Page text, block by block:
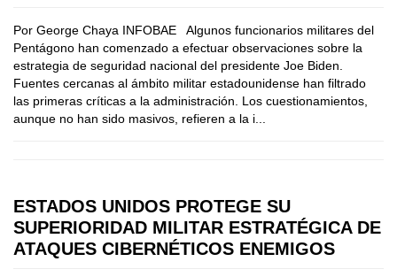
Por George Chaya INFOBAE Algunos funcionarios militares del
Pentágono han comenzado a efectuar observaciones sobre la
estrategia de seguridad nacional del presidente Joe Biden.
Fuentes cercanas al ámbito militar estadounidense han filtrado
las primeras críticas a la administración. Los cuestionamientos,
aunque no han sido masivos, refieren a la i...
ESTADOS UNIDOS PROTEGE SU
SUPERIORIDAD MILITAR ESTRATÉGICA DE
ATAQUES CIBERNÉTICOS ENEMIGOS